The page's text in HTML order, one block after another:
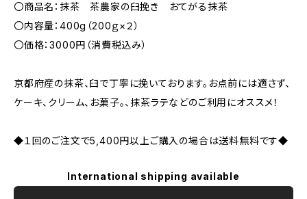
〇商品名：抹茶 茶農家の臼挽き おてがる抹茶
〇内容量：400g（200ｇ×２）
〇価格：3000円（消費税込み）
京都府産の抹茶、臼で丁寧に挽いております。お点前には適さず、
ケーキ、クリーム、お菓子。、抹茶ラテなどのご利用にオススメ！
◆１回のご注文で5,400円以上ご購入の場合は送料無料です◆
International shipping available